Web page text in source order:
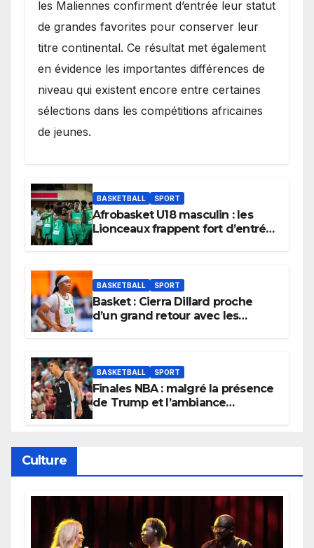
les Maliennes confirment d’entrée leur statut
de grandes favorites pour conserver leur
titre continental. Ce résultat met également
en évidence les importantes différences de
niveau qui existent encore entre certaines
sélections dans les compétitions africaines
de jeunes.
BASKETBALL SPORT
Afrobasket U18 masculin : les
Lionceaux frappent fort d’entrée
BASKETBALL SPORT
Basket : Cierra Dillard proche
d’un grand retour avec les
BASKETBALL SPORT
Finales NBA : malgré la présence
de Trump et l’ambiance
Culture